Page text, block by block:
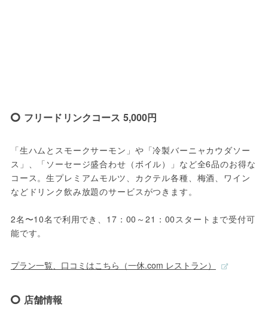
フリードリンクコース 5,000円
「生ハムとスモークサーモン」や「冷製バーニャカウダソー
ス」、「ソーセージ盛合わせ（ボイル）」など全6品のお得な
コース。生プレミアムモルツ、カクテル各種、梅酒、ワイン
などドリンク飲み放題のサービスがつきます。
2名〜10名で利用でき、17：00～21：00スタートまで受付可
能です。
プラン一覧、口コミはこちら（一休.com レストラン）
店舗情報